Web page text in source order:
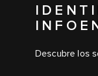
Descubre los